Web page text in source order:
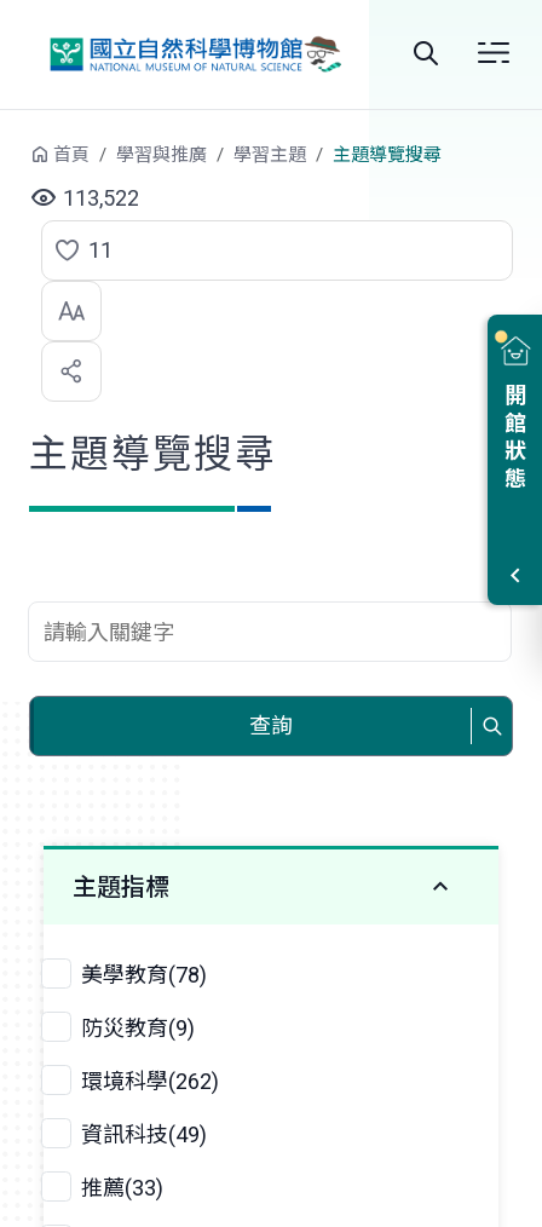
站
尋
開館狀態
首頁 學習與推廣 學習主題 主題導覽搜尋
113,522
點
選
喜
歡
11
主題導覽搜尋
查詢關鍵字
查詢
主題指標
美學教育(78)
防災教育(9)
環境科學(262)
資訊科技(49)
推薦(33)